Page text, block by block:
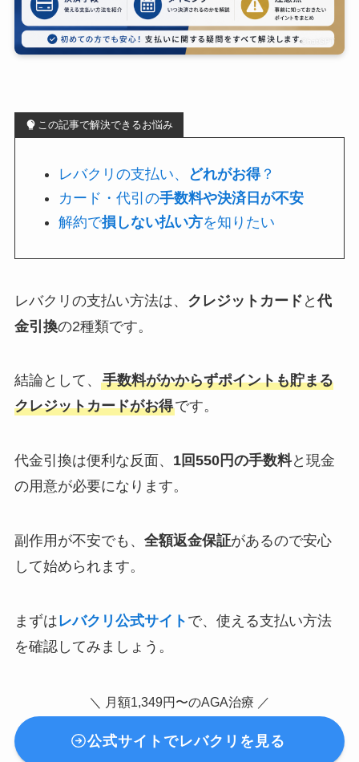
この記事で解決できるお悩み
レバクリの支払い、 どれがお得？
カード・代引の手数料や決済日が不安
解約で損しない払い方を知りたい
レバクリの支払い方法は、 クレジットカード と 代
金引換の2種類です。
結論として、 手数料がかからずポイントも貯まる
クレジットカードがお得です。
代金引換は便利な反面、 1回550円の手数料と現金
の用意が必要になります。
副作用が不安でも、 全額返金保証があるので安心
して始められます。
まずはレバクリ公式サイト で、使える支払い方法
を確認してみましょう。
＼ 月額1,349円〜のAGA治療 ／
公式サイトでレバクリを見る